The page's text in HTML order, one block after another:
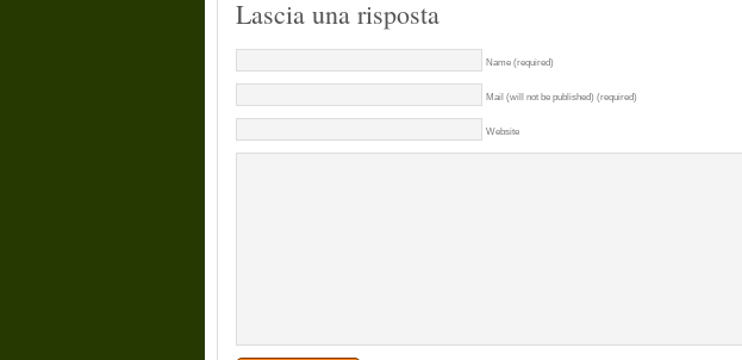
Lascia una risposta
Name (required)
Mail (will not be published) (required)
Website